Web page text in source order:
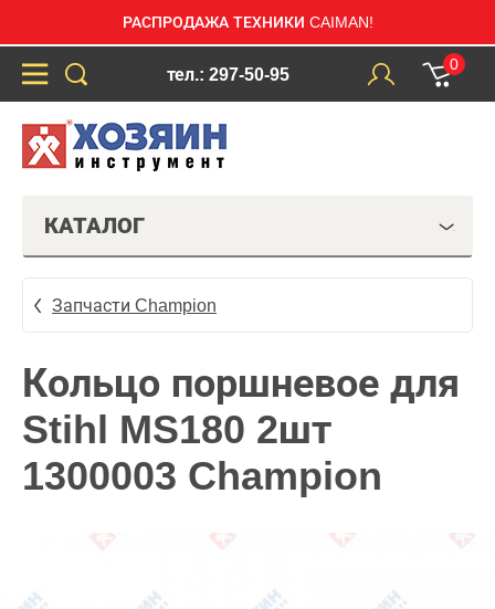
РАСПРОДАЖА ТЕХНИКИ CAIMAN!
тел.: 297-50-95
0
КАТАЛОГ
Запчасти Champion
Кольцо поршневое для
Stihl MS180 2шт
1300003 Champion